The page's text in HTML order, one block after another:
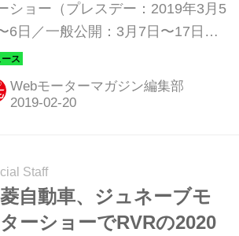
ショー（プレスデー：2019年3月5
6日／一般公開：3月7日〜17日）
いて、コンセプトカー「SUBARU
ADRENALINE CONCEPT（スバ
ィジヴ アドレナリン コンセプ
Webモーターマガジン編集部
Staff
自動車、ジュネーブモ
ーショーでRVRの2020